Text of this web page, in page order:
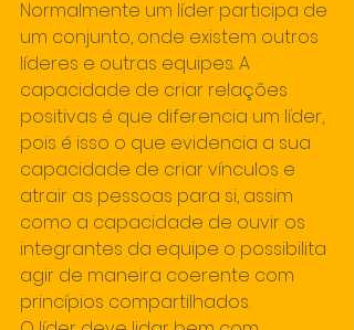
Normalmente um líder participa de
um conjunto, onde existem outros
líderes e outras equipes. A
capacidade de criar relações
positivas é que diferencia um líder,
pois é isso o que evidencia a sua
capacidade de criar vínculos e
atrair as pessoas para si, assim
como a capacidade de ouvir os
integrantes da equipe o possibilita
agir de maneira coerente com
princípios compartilhados.